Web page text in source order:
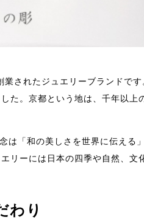
されたジュエリーブランドで
た。京都という地は、千年以
は「和の美しさを世界に伝える
リーには日本の四季や自然、文
わり